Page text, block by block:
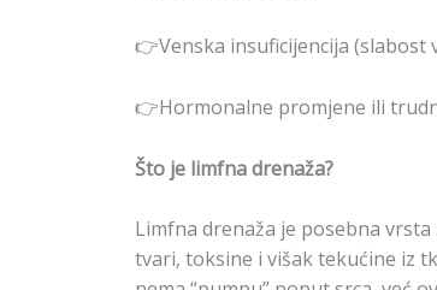
👉Venska insuficijencija (slabost
👉Hormonalne promjene ili
Što je limfna drenaža?
Limfna drenaža je posebna
tvari, toksine i višak tekućine iz